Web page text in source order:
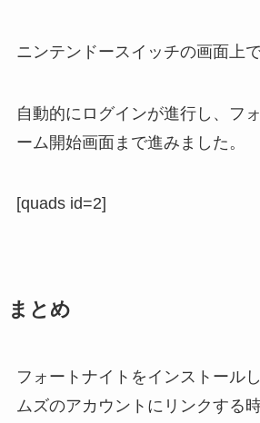
ニンテンドースイッチの画面上で
自動的にログインが進行し、フ
ーム開始画面まで進みました。
[quads id=2]
まとめ
フォートナイトをインストール
ムズのアカウントにリンクする